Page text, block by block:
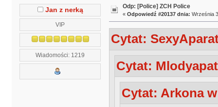
Jan z nerką
VIP
Wiadomości: 1219
Odp: [Police] ZCH Police
« Odpowiedź #20137 dnia: Września
Cytat:
Cytat:
Cytat: Arkona